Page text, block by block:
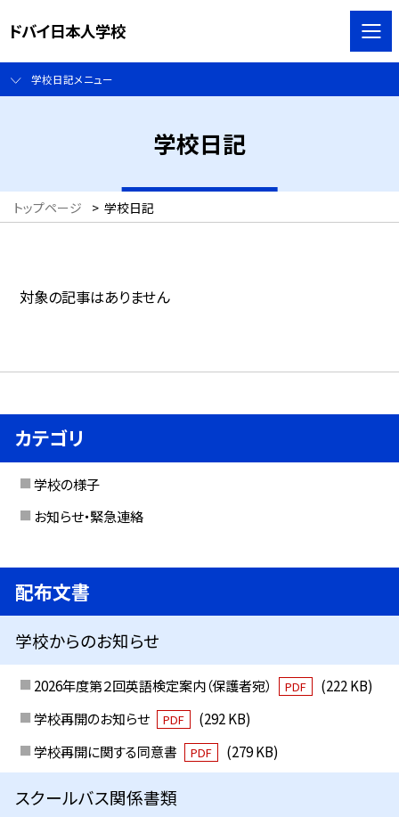
ドバイ日本人学校
学校日記メニュー
学校日記
トップページ > 学校日記
対象の記事はありません
カテゴリ
学校の様子
お知らせ・緊急連絡
配布文書
学校からのお知らせ
2026年度第２回英語検定案内（保護者宛） PDF
(222 KB)
学校再開のお知らせ
PDF
(292 KB)
学校再開に関する同意書
PDF (279 KB)
スクールバス関係書類